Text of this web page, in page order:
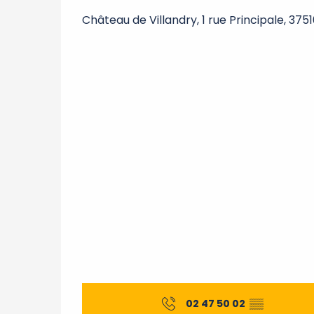
Château de Villandry, 1 rue Principale,
02 47 50 02 ▒▒